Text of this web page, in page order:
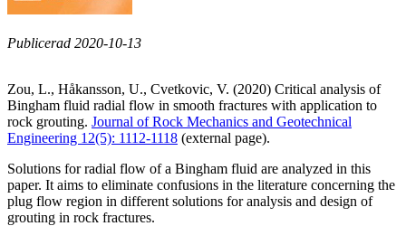
Publicerad 2020-10-13
Zou, L., Håkansson, U., Cvetkovic, V. (2020) Critical analysis of
Bingham fluid radial flow in smooth fractures with application to
rock grouting. Journal of Rock Mechanics and Geotechnical
Engineering 12(5): 1112-1118 (external page).
Solutions for radial flow of a Bingham fluid are analyzed in this
paper. It aims to eliminate confusions in the literature concerning the
plug flow region in different solutions for analysis and design of
grouting in rock fractures.